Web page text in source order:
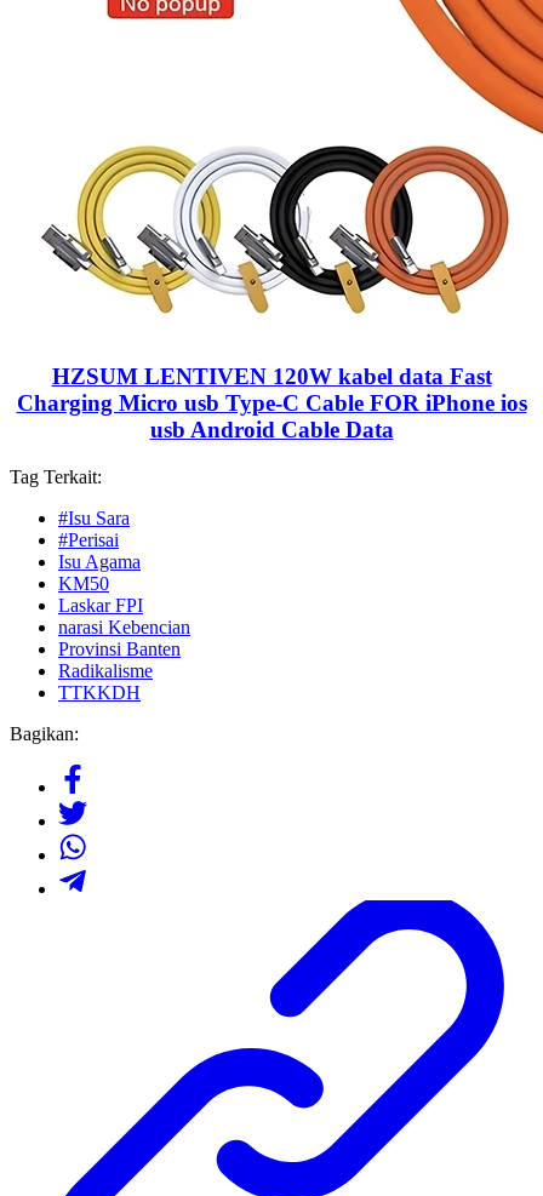
HZSUM LENTIVEN 120W kabel data Fast
Charging Micro usb Type-C Cable FOR iPhone ios
usb Android Cable Data
Tag Terkait:
#Isu Sara
#Perisai
Isu Agama
KM50
Laskar FPI
narasi Kebencian
Provinsi Banten
Radikalisme
TTKKDH
Bagikan: